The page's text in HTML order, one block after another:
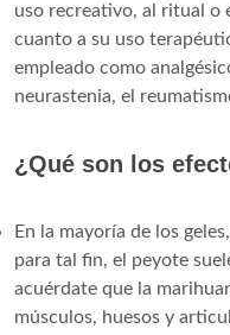
uso recreativo, al ritual o
cuanto a su uso
empleado como
neurastenia, el
¿Qué son los
En la mayoría de los
para tal fin, el peyote
acuérdate que la
músculos, huesos y